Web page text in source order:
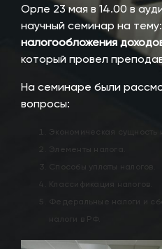
Орле 23 мая в 14.00 в
научный семинар на тему:
налогообложения
который провел
На семинаре были
вопросы:
Экономическая сущность
Элементы налога.
Способы уплаты налогов.
Классификация налогов.
Федеральные налоги и
налоги в РФ.